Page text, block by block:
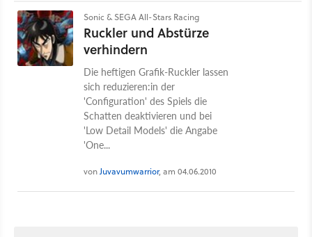
Sonic & SEGA All-Stars Racing
Ruckler und Abstürze
verhindern
Die heftigen Grafik-Ruckler lassen
sich reduzieren:in der
'Configuration' des Spiels die
Schatten deaktivieren und bei
'Low Detail Models' die Angabe
'One...
vonJuvavumwarrior, am 04.06.2010